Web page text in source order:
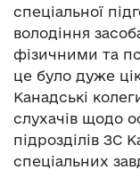
спеціальної
володіння
фізичними та
це було дуже
Канадські
слухачів щодо
підрозділів ЗС
спеціальних